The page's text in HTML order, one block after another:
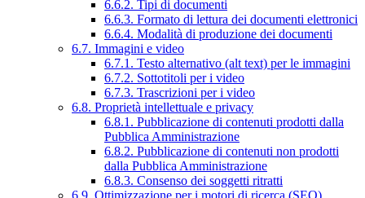
6.6.2. Tipi di documenti
6.6.3. Formato di lettura dei documenti elettronici
6.6.4. Modalità di produzione dei documenti
6.7. Immagini e video
6.7.1. Testo alternativo (alt text) per le immagini
6.7.2. Sottotitoli per i video
6.7.3. Trascrizioni per i video
6.8. Proprietà intellettuale e privacy
6.8.1. Pubblicazione di contenuti prodotti dalla
Pubblica Amministrazione
6.8.2. Pubblicazione di contenuti non prodotti
dalla Pubblica Amministrazione
6.8.3. Consenso dei soggetti ritratti
6.9. Ottimizzazione per i motori di ricerca (SEO)